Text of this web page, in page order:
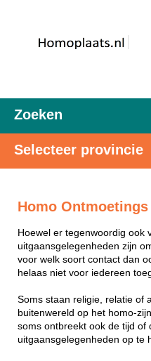
Zoeken
Selecteer provincie
Homo
Hoewel er tegenwoordig ook
uitgaansgelegenheden zijn
voor welk soort contact dan
helaas niet voor iedereen
Soms staan religie, relatie of
buitenwereld op het homo-
soms ontbreekt ook de tijd of
uitgaansgelegenheden op te